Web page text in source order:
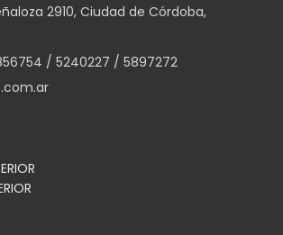
2910, Ciudad de Córdoba,
/ 5240227 / 5897272